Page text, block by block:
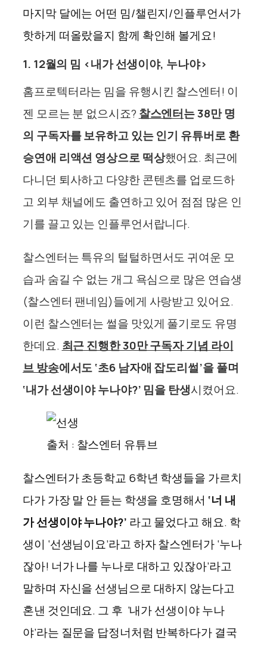
마지막 달에는 어떤 밈/챌린지/인플루언서가
핫하게 떠올랐을지 함께 확인해 볼게요!
1. 12월의 밈 <내가 선생이야, 누나야>
홈프로텍터라는 밈을 유행시킨 찰스엔터! 이
젠 모르는 분 없으시죠? 찰스엔터는 38만 명
의 구독자를 보유하고 있는 인기 유튜버로 환
승연애 리액션 영상으로 떡상했어요. 최근에
다니던 퇴사하고 다양한 콘텐츠를 업로드하
고 외부 채널에도 출연하고 있어 점점 많은 인
기를 끌고 있는 인플루언서랍니다.
찰스엔터는 특유의 털털하면서도 귀여운 모
습과 숨길 수 없는 개그 욕심으로 많은 연습생
(찰스엔터 팬네임)들에게 사랑받고 있어요.
이런 찰스엔터는 썰을 맛있게 풀기로도 유명
한데요. 최근 진행한 30만 구독자 기념 라이
브 방송에서도 ‘초6 남자애 잡도리썰’을 풀며
‘내가 선생이야 누나야?’ 밈을 탄생시켰어요.
출처 : 찰스엔터 유튜브
찰스엔터가 초등학교 6학년 학생들을 가르치
다가 가장 말 안 듣는 학생을 호명해서 ‘너 내
가 선생이야 누나야?’ 라고 물었다고 해요. 학
생이 ‘선생님이요’라고 하자 찰스엔터가 ‘누나
잖아! 너가 나를 누나로 대하고 있잖아’라고
말하며 자신을 선생님으로 대하지 않는다고
혼낸 것인데요. 그 후 ‘내가 선생이야 누나
야’라는 질문을 답정너처럼 반복하다가 결국